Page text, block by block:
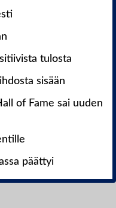
tulosta
sisään
of Fame sai uuden
päättyi